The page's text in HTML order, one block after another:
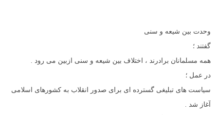
وحدت بین شیعه و سنی
گفتند ؛
همه مسلمانان برادرند ، اختلاف بین شیعه و سنی ازبین می رود .
در عمل ؛
سیاست های تبلیغی گسترده ای برای صدور انقلاب به کشورهای اسلامی
آغاز شد .